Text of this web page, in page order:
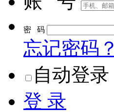
密 码
忘记密码？
自动登录
登 录